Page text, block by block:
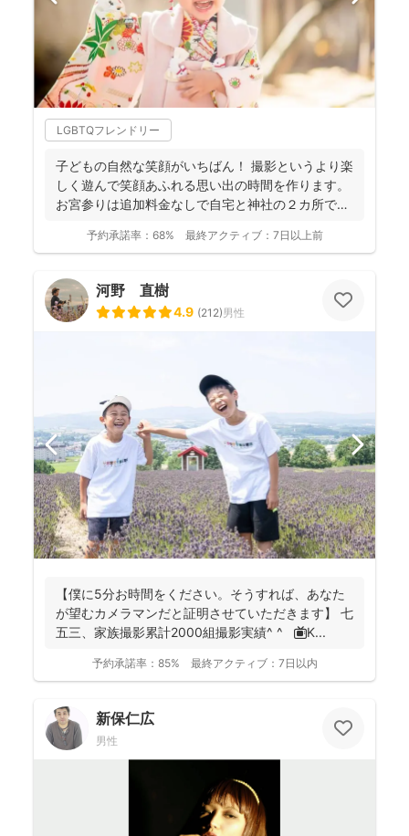
LGBTQフレンドリー
子どもの自然な笑顔がいちばん！ 撮影というより楽
しく遊んで笑顔あふれる思い出の時間を作ります。
お宮参りは追加料金なしで自宅と神社の２カ所で撮
予約承諾率： 68% 最終アクティブ： 7日以上前
河野 直樹
4.9 (212)男性
【僕に5分お時間をください。そうすれば、あなた
が望むカメラマンだと証明させていただきます】 七
五三、家族撮影累計2000組撮影実績^ ^ 📺K...
予約承諾率： 85% 最終アクティブ： 7日以内
新保仁広
男性